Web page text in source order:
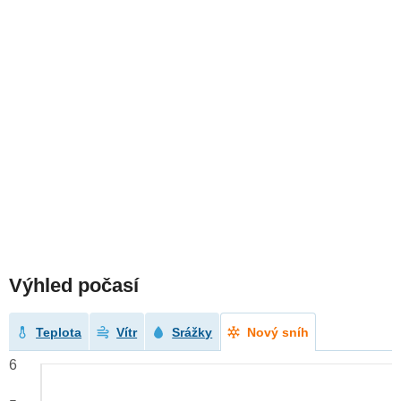
Výhled počasí
Teplota Vítr Srážky Nový sníh
6